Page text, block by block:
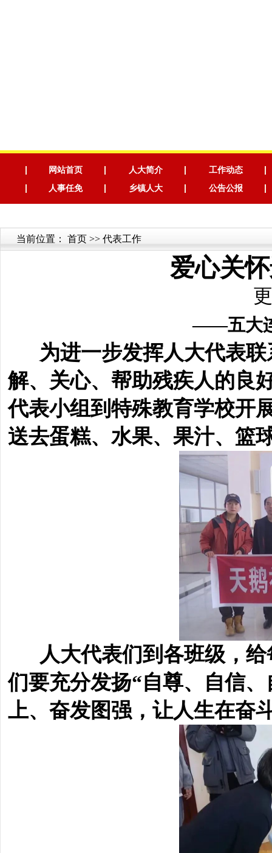
网站首页 人大简介
工作动态
人事任免
乡镇人大 公告公报
当前位置： 首页 >> 代表工作
爱心关
――五大
为进一步发挥人大代表
解、关心、帮助残疾人的良
代表小组到特殊教育学校开
送去蛋糕、水果、果汁、篮
人大代表们到各班级，
们要充分发扬“自尊、自信
上、奋发图强，让人生在奋